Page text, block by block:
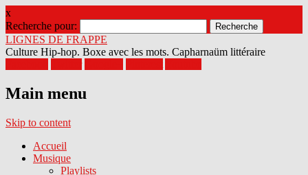
x
Recherche pour:
LIGNES DE FRAPPE
Culture Hip-hop. Boxe avec les mots. Capharnaüm littéraire
Main menu
Skip to content
Accueil
Musique
Playlists